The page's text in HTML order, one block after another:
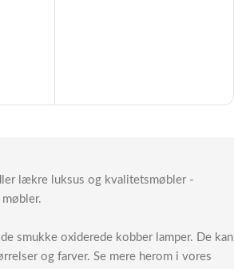
lækre luksus og kvalitetsmøbler -
smukke oxiderede kobber lamper. De kan
og farver. Se mere herom i vores